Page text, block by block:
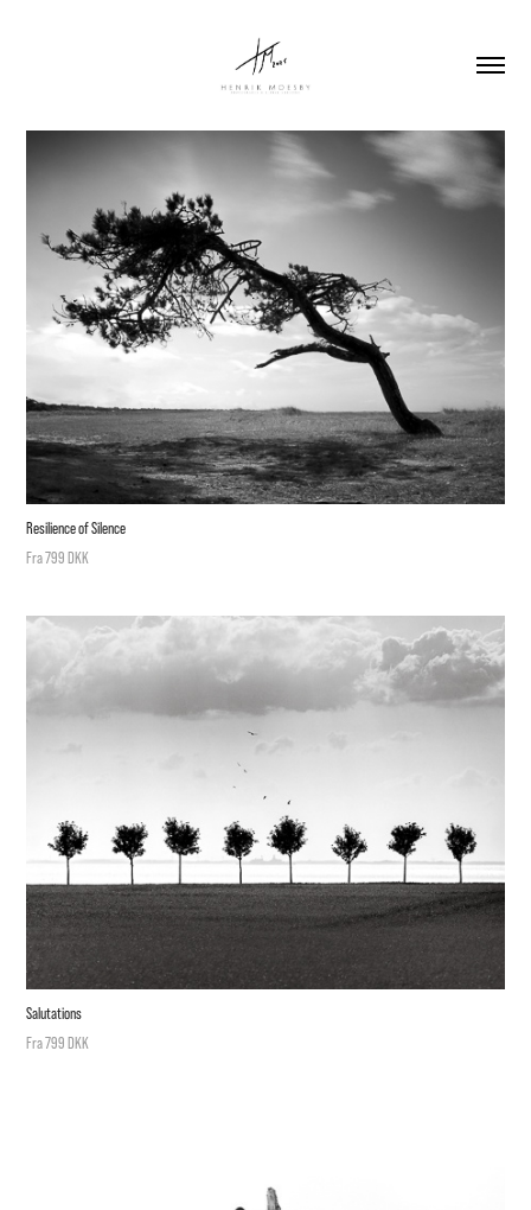
Resilience of Silence
Fra 799 DKK
Salutations
Fra 799 DKK